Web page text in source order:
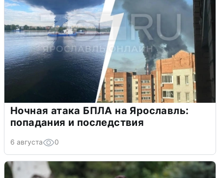
Ночная атака БПЛА на Ярославль:
попадания и последствия
6 августа 0